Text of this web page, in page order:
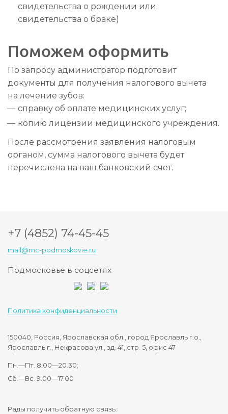
свидетельства о рождении или
свидетельства о браке)
Поможем оформить
По запросу администратор подготовит
документы для получения налогового вычета
на лечение зубов:
справку об оплате медицинских услуг;
копию лицензии медицинского учреждения.
После рассмотрения заявления налоговым
органом, сумма налогового вычета будет
перечислена на ваш банковский счет.
+7 (4852) 74-45-45
mail@mc-podmoskovie.ru
Подмосковье в соцсетях
Политика конфиденциальности
150040, Россия, Ярославская обл., город Ярославль г.о.,
Ярославль г., Некрасова ул., зд. 41, стр. 5, офис 47
Пн.—Пт. 8.00—20.30;
Сб.—Вс. 9.00—17.00
Рады получить обратную связь: